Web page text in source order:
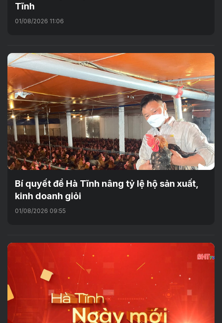
Tĩnh
01/08/2026 11:06
Bí quyết để Hà Tĩnh nâng tỷ lệ hộ sản xuất,
kinh doanh giỏi
01/08/2026 09:55